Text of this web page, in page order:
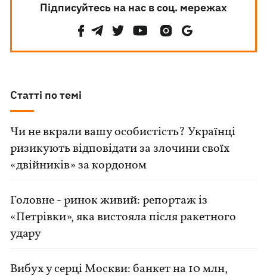
Підписуйтесь на нас в соц. мережах
Статті по темі
Чи не вкрали вашу особистість? Українці
ризикують відповідати за злочини своїх
«двійників» за кордоном
Головне - ринок живий: репортаж із
«Петрівки», яка вистояла після ракетного
удару
Вибух у серці Москви: банкет на 10 млн,